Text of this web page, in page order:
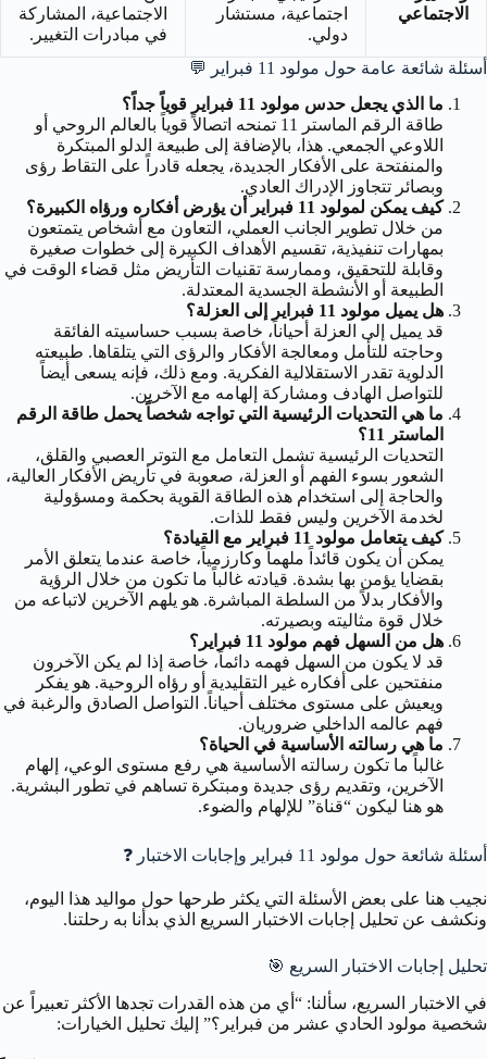
الاجتماعي
اجتماعية، مستشار
دولي.
الاجتماعية، المشاركة
في مبادرات التغيير.
أسئلة شائعة عامة حول مولود 11 فبراير
💬
ما الذي يجعل حدس مولود 11 فبراير قوياً جداً؟
طاقة الرقم الماستر 11 تمنحه اتصالاً قوياً بالعالم الروحي أو
اللاوعي الجمعي. هذا، بالإضافة إلى طبيعة الدلو المبتكرة
والمنفتحة على الأفكار الجديدة، يجعله قادراً على التقاط رؤى
وبصائر تتجاوز الإدراك العادي.
كيف يمكن لمولود 11 فبراير أن يؤرض أفكاره ورؤاه الكبيرة؟
من خلال تطوير الجانب العملي، التعاون مع أشخاص يتمتعون
بمهارات تنفيذية، تقسيم الأهداف الكبيرة إلى خطوات صغيرة
وقابلة للتحقيق، وممارسة تقنيات التأريض مثل قضاء الوقت في
الطبيعة أو الأنشطة الجسدية المعتدلة.
هل يميل مولود 11 فبراير إلى العزلة؟
قد يميل إلى العزلة أحياناً، خاصة بسبب حساسيته الفائقة
وحاجته للتأمل ومعالجة الأفكار والرؤى التي يتلقاها. طبيعته
الدلوية تقدر الاستقلالية الفكرية. ومع ذلك، فإنه يسعى أيضاً
للتواصل الهادف ومشاركة إلهامه مع الآخرين.
ما هي التحديات الرئيسية التي تواجه شخصاً يحمل طاقة الرقم
الماستر 11؟
التحديات الرئيسية تشمل التعامل مع التوتر العصبي والقلق،
الشعور بسوء الفهم أو العزلة، صعوبة في تأريض الأفكار العالية،
والحاجة إلى استخدام هذه الطاقة القوية بحكمة ومسؤولية
لخدمة الآخرين وليس فقط للذات.
كيف يتعامل مولود 11 فبراير مع القيادة؟
يمكن أن يكون قائداً ملهماً وكارزمياً، خاصة عندما يتعلق الأمر
بقضايا يؤمن بها بشدة. قيادته غالباً ما تكون من خلال الرؤية
والأفكار بدلاً من السلطة المباشرة. هو يلهم الآخرين لاتباعه من
خلال قوة مثاليته وبصيرته.
هل من السهل فهم مولود 11 فبراير؟
قد لا يكون من السهل فهمه دائماً، خاصة إذا لم يكن الآخرون
منفتحين على أفكاره غير التقليدية أو رؤاه الروحية. هو يفكر
ويعيش على مستوى مختلف أحياناً. التواصل الصادق والرغبة في
فهم عالمه الداخلي ضروريان.
ما هي رسالته الأساسية في الحياة؟
غالباً ما تكون رسالته الأساسية هي رفع مستوى الوعي، إلهام
الآخرين، وتقديم رؤى جديدة ومبتكرة تساهم في تطور البشرية.
هو هنا ليكون “قناة” للإلهام والضوء.
أسئلة شائعة حول مولود 11 فبراير وإجابات الاختبار ❓
نجيب هنا على بعض الأسئلة التي يكثر طرحها حول مواليد هذا اليوم،
ونكشف عن تحليل إجابات الاختبار السريع الذي بدأنا به رحلتنا.
تحليل إجابات الاختبار السريع 🎯
في الاختبار السريع، سألنا: “أي من هذه القدرات تجدها الأكثر تعبيراً عن
شخصية مولود الحادي عشر من فبراير؟” إليك تحليل الخيارات: